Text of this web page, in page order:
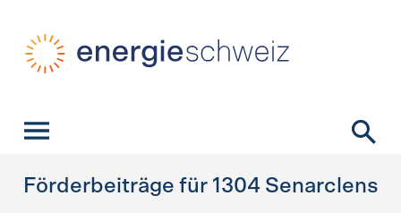
Förderbeiträge für 1304 Senarclens